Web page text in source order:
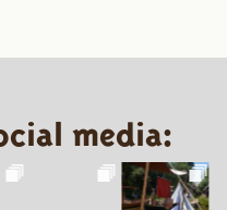
media: